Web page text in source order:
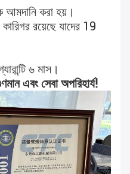
আমদানি করা হয়।
রয়েছে যাদের 19
৬ মাস।
এবং সেবা অপরিহার্য!